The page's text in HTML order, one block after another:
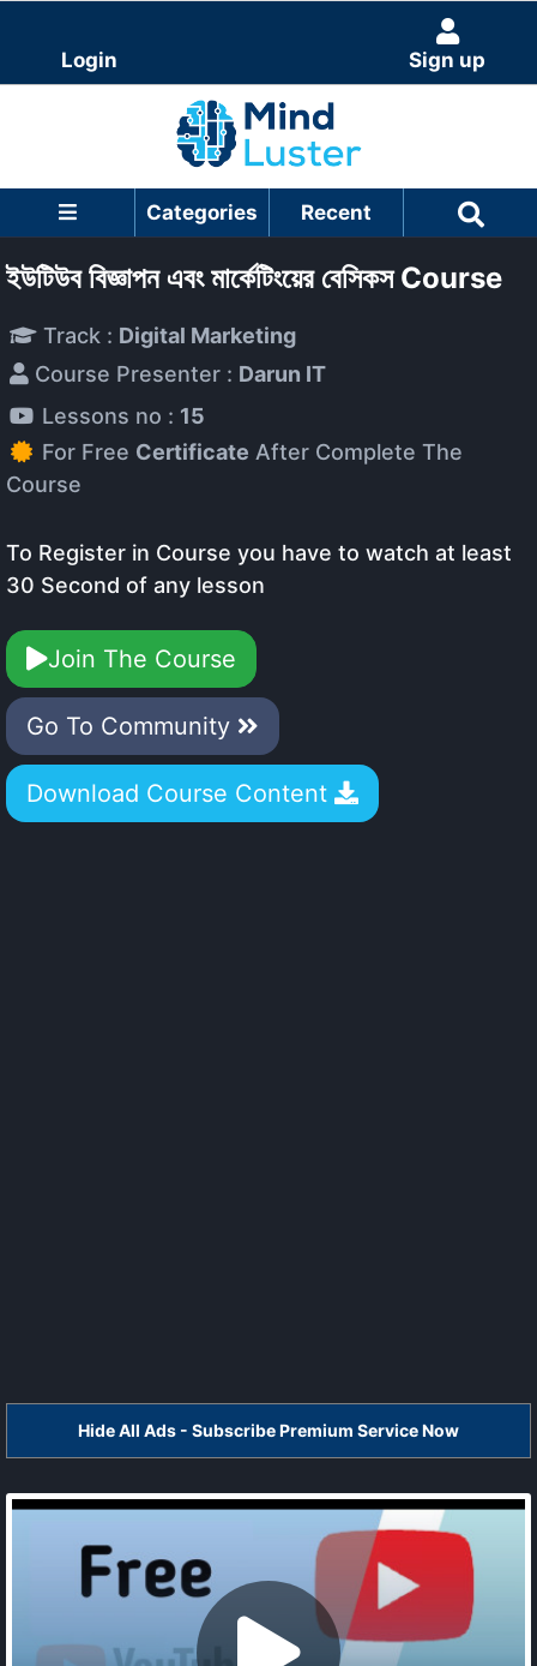
Login Sign up
Categories Recent
ইউটিউব বিজ্ঞাপন এবং মার্কেটিংয়ের বেসিকস Course
Track : Digital Marketing
Course Presenter : Darun IT
Lessons no : 15
For Free Certificate After Complete The
Course
To Register in Course you have to watch at least
30 Second of any lesson
Join The Course
Go To Community
Download Course Content
Hide All Ads - Subscribe Premium Service Now